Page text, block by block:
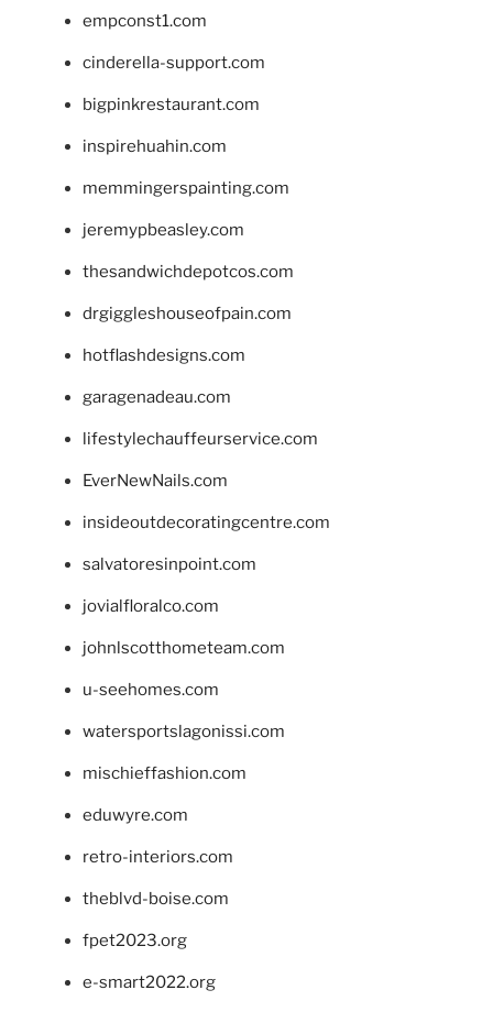
empconst1.com
cinderella-support.com
bigpinkrestaurant.com
inspirehuahin.com
memmingerspainting.com
jeremypbeasley.com
thesandwichdepotcos.com
drgiggleshouseofpain.com
hotflashdesigns.com
garagenadeau.com
lifestylechauffeurservice.com
EverNewNails.com
insideoutdecoratingcentre.com
salvatoresinpoint.com
jovialfloralco.com
johnlscotthometeam.com
u-seehomes.com
watersportslagonissi.com
mischieffashion.com
eduwyre.com
retro-interiors.com
theblvd-boise.com
fpet2023.org
e-smart2022.org